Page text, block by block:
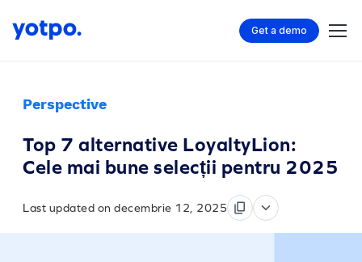
Get a demo
Perspective
Top 7 alternative LoyaltyLion:
Cele mai bune selecții pentru 2025
Last updated on decembrie 12, 2025